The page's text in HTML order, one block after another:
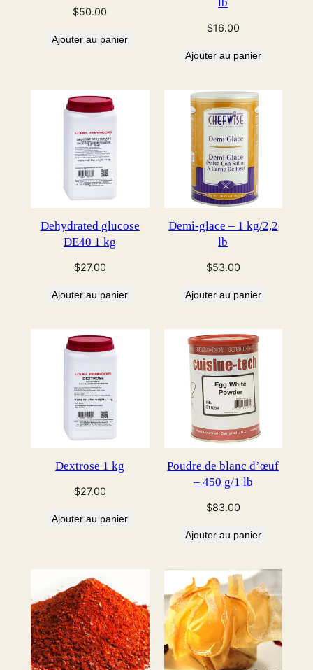
$50.00
Ajouter au panier
$16.00
Ajouter au panier
Dehydrated glucose
DE40 1 kg
$27.00
Ajouter au panier
Demi-glace – 1 kg/2,2
lb
$53.00
Ajouter au panier
Dextrose 1 kg
$27.00
Ajouter au panier
Poudre de blanc d’œuf
– 450 g/1 lb
$83.00
Ajouter au panier